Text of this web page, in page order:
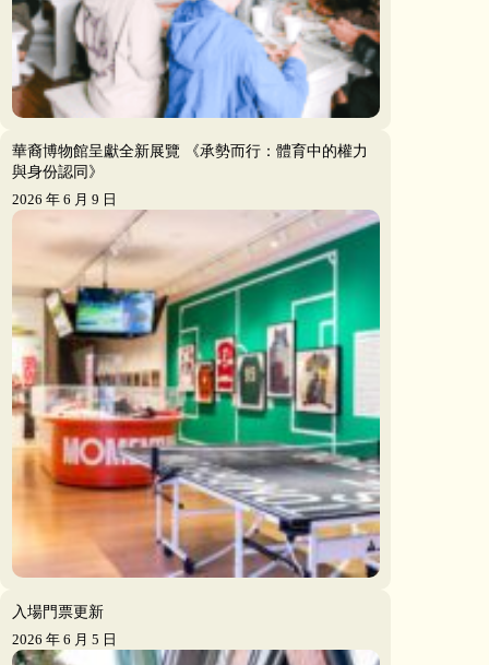
華裔博物館呈獻全新展覽 《承勢而行：體育中的權力
與身份認同》
2026 年 6 月 9 日
入場門票更新
2026 年 6 月 5 日